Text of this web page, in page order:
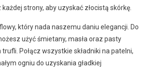
strony, aby uzyskać złocistą skórkę.
który nada naszemu daniu elegancji. Do
użyć śmietany, masła oraz pasty
Połącz wszystkie składniki na patelni,
ogniu do uzyskania gładkiej